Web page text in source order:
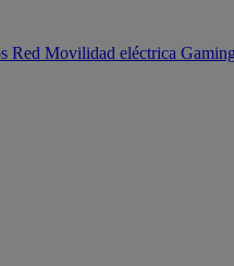
Red Movilidad eléctrica